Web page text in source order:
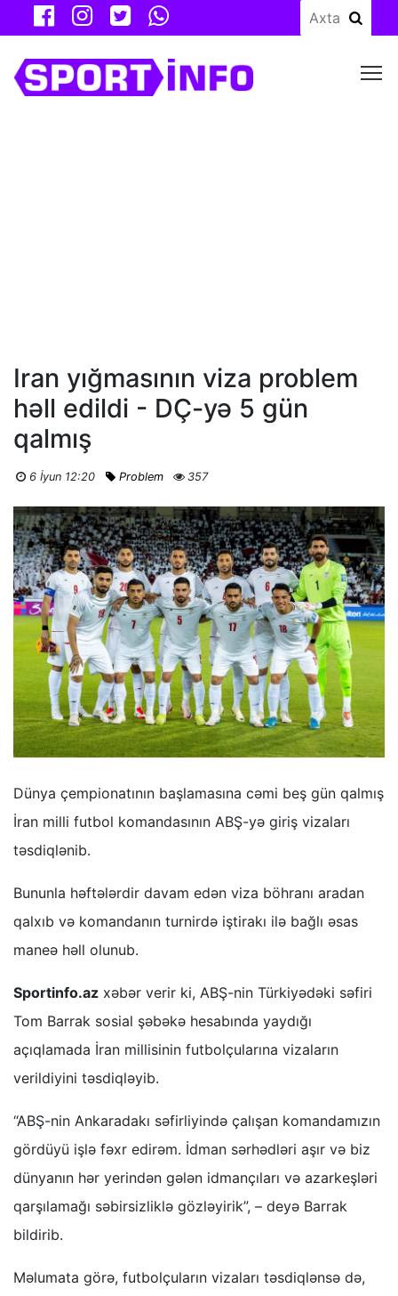
Iran yığmasının viza problem
həll edildi - DÇ-yə 5 gün
qalmış
6 İyun 12:20 Problem 357
Dünya çempionatının başlamasına cəmi beş gün qalmış
İran milli futbol komandasının ABŞ-yə giriş vizaları
təsdiqlənib.
Bununla həftələrdir davam edən viza böhranı aradan
qalxıb və komandanın turnirdə iştirakı ilə bağlı əsas
maneə həll olunub.
Sportinfo.az xəbər verir ki, ABŞ-nin Türkiyədəki səfiri
Tom Barrak sosial şəbəkə hesabında yaydığı
açıqlamada İran millisinin futbolçularına vizaların
verildiyini təsdiqləyib.
“ABŞ-nin Ankaradakı səfirliyində çalışan komandamızın
gördüyü işlə fəxr edirəm. İdman sərhədləri aşır və biz
dünyanın hər yerindən gələn idmançıları və azarkeşləri
qarşılamağı səbirsizliklə gözləyirik”, – deyə Barrak
bildirib.
Məlumata görə, futbolçuların vizaları təsdiqlənsə də,